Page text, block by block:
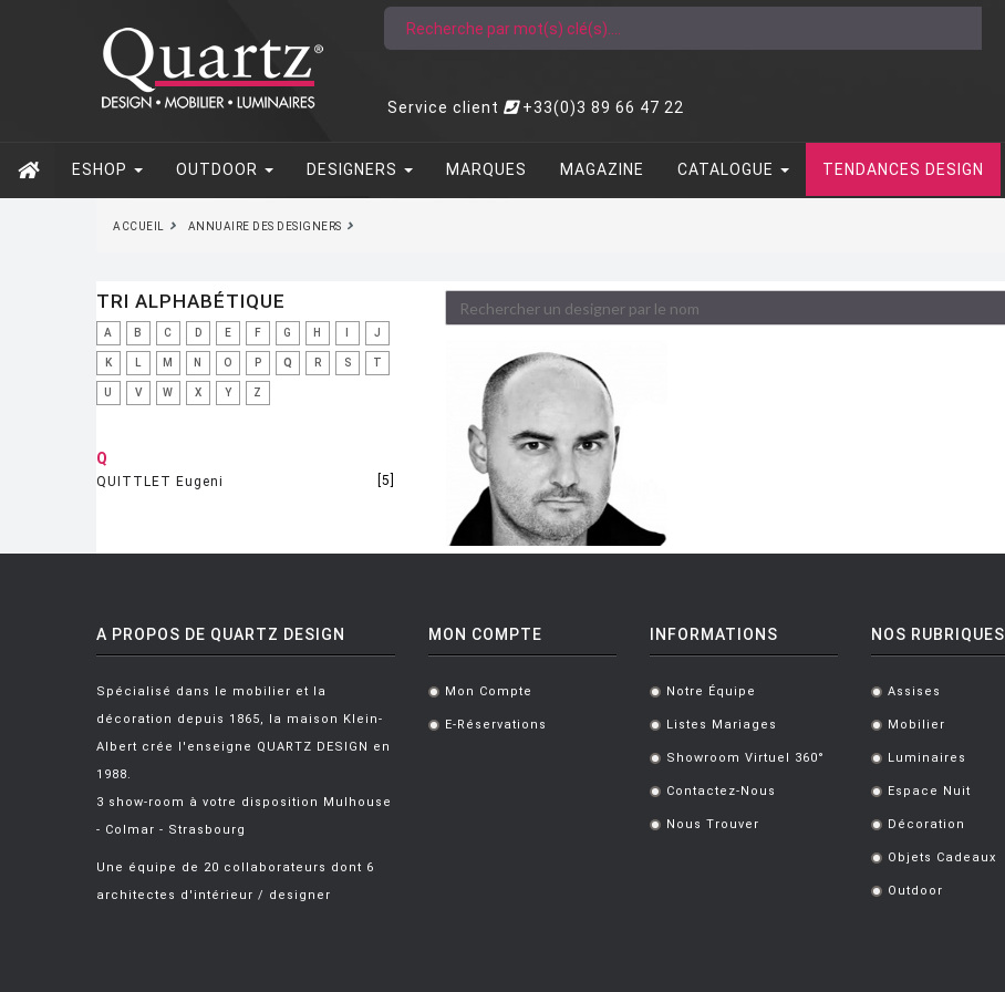
Service client +33(0)3 89 66 47 22
ESHOP OUTDOOR DESIGNERS MARQUES MAGAZINE CATALOGUE TENDANCES DESIGN
ACCUEIL ANNUAIRE DES DESIGNERS
TRI ALPHABÉTIQUE
A B C D E F G H J
K M N O P Q R S T
U V W X Y Z
Q
QUITTLET Eugeni [5]
A PROPOS DE QUARTZ DESIGN
Spécialisé dans le mobilier et la
décoration depuis 1865, la maison Klein-
Albert crée l'enseigne QUARTZ DESIGN en
1988.
3 show-room à votre disposition Mulhouse
- Colmar - Strasbourg
Une équipe de 20 collaborateurs dont 6
architectes d'intérieur / designer
MON COMPTE
. Mon Compte
. E-Réservations
INFORMATIONS
. Notre Équipe
. Listes Mariages
. Showroom Virtuel 360°
. Contactez-Nous
. Nous Trouver
NOS RUBRIQUES
. Assises
. Mobilier
. Luminaires
. Espace Nuit
. Décoration
. Objets Cadeaux
. Outdoor